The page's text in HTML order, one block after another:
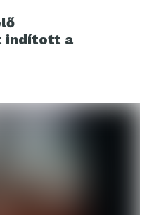
indított a